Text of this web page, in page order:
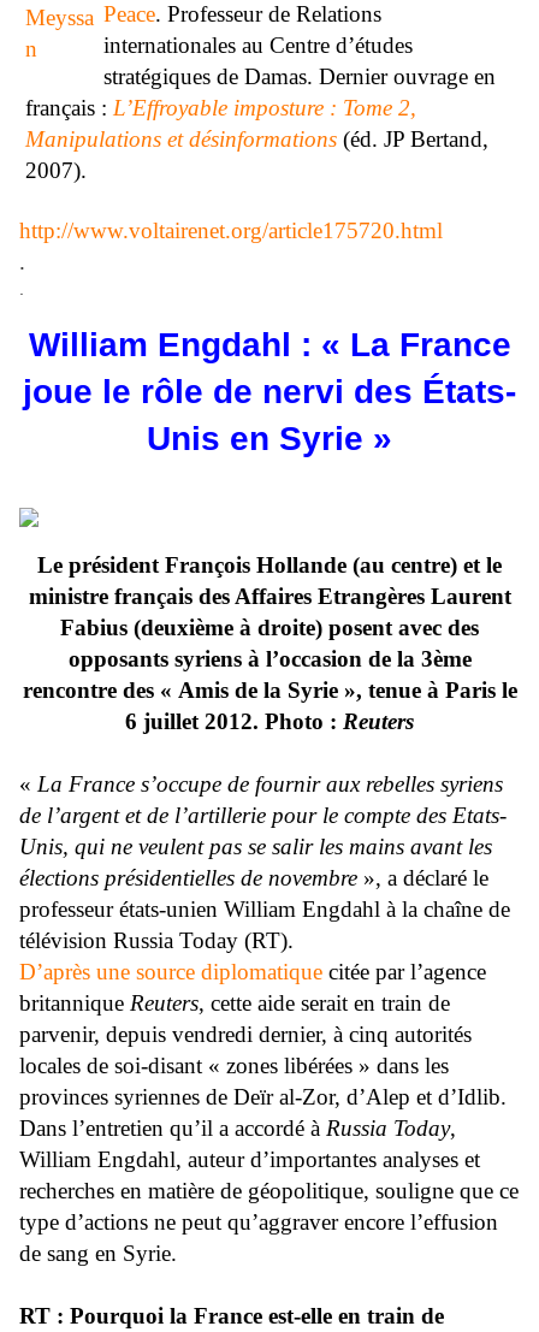
Peace. Professeur de Relations
internationales au Centre d’études
stratégiques de Damas. Dernier ouvrage en
français : L’Effroyable imposture : Tome 2,
Manipulations et désinformations (éd. JP Bertand,
2007).
http://www.voltairenet.org/article175720.html
.
William Engdahl : « La France
joue le rôle de nervi des États-
Unis en Syrie »
Le président François Hollande (au centre) et le
ministre français des Affaires Etrangères Laurent
Fabius (deuxième à droite) posent avec des
opposants syriens à l’occasion de la 3ème
rencontre des « Amis de la Syrie », tenue à Paris le
6 juillet 2012. Photo : Reuters
« La France s’occupe de fournir aux rebelles syriens
de l’argent et de l’artillerie pour le compte des Etats-
Unis, qui ne veulent pas se salir les mains avant les
élections présidentielles de novembre », a déclaré le
professeur états-unien William Engdahl à la chaîne de
télévision Russia Today (RT).
D’après une source diplomatique citée par l’agence
britannique Reuters, cette aide serait en train de
parvenir, depuis vendredi dernier, à cinq autorités
locales de soi-disant « zones libérées » dans les
provinces syriennes de Deïr al-Zor, d’Alep et d’Idlib.
Dans l’entretien qu’il a accordé à Russia Today,
William Engdahl, auteur d’importantes analyses et
recherches en matière de géopolitique, souligne que ce
type d’actions ne peut qu’aggraver encore l’effusion
de sang en Syrie.
RT : Pourquoi la France est-elle en train de